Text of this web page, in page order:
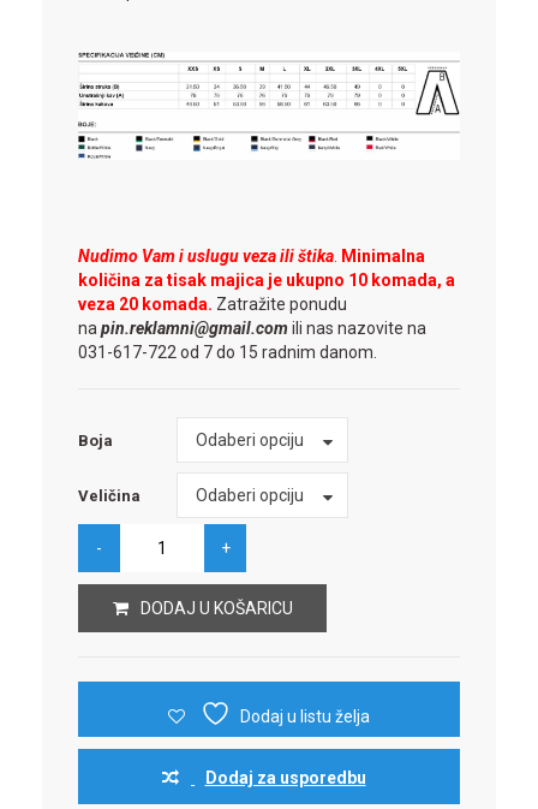
Nudimo Vam i uslugu veza ili štika Minimalna
količina za tisak majica je ukupno 10 komada, a
veza 20 komada. Zatražite ponudu
na pin.reklamni@gmail.com ili nas nazovite na
031-617-722 od 7 do 15 radnim danom.
Boja Odaberi opciju
Boja
Veličina Odaberi opciju
Veličina
DODAJ U KOŠARICU
Dodaj u listu želja
Dodaj za usporedbu